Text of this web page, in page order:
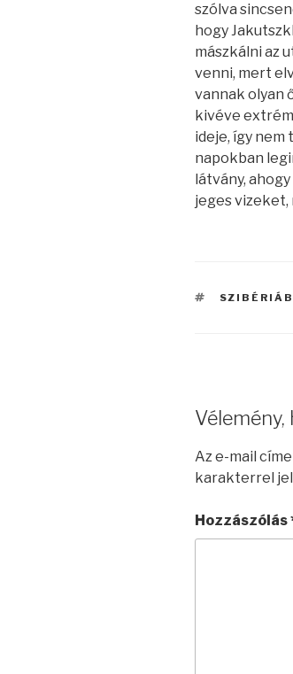
szólva
hogy
mászkálni az
venni, mert
vannak olyan
kivéve
ideje, így nem
napokban
látvány,
jeges
CÍMKÉK
Vélemény,
Az e-mail
karakterrel
Hozzászólás